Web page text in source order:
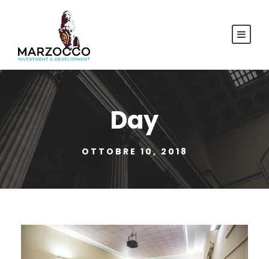
Day
OTTOBRE 10, 2018